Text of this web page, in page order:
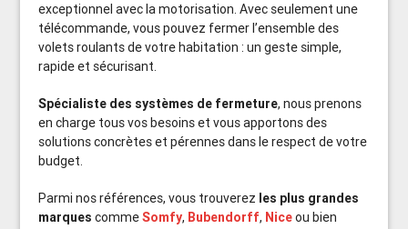
exceptionnel avec la motorisation. Avec seulement une
télécommande, vous pouvez fermer l’ensemble des
volets roulants de votre habitation : un geste simple,
rapide et sécurisant.
Spécialiste des systèmes de fermeture, nous prenons
en charge tous vos besoins et vous apportons des
solutions concrètes et pérennes dans le respect de votre
budget.
Parmi nos références, vous trouverez les plus grandes
marques commeSomfy, Bubendorff, Niceou bien